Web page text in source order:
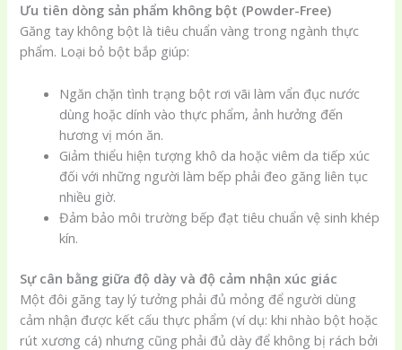
Ưu tiên dòng sản phẩm không bột (Powder-Free)
Găng tay không bột là tiêu chuẩn vàng trong ngành thực
phẩm. Loại bỏ bột bắp giúp:
Ngăn chặn tình trạng bột rơi vãi làm vẩn đục nước
dùng hoặc dính vào thực phẩm, ảnh hưởng đến
hương vị món ăn.
Giảm thiểu hiện tượng khô da hoặc viêm da tiếp xúc
đối với những người làm bếp phải đeo găng liên tục
nhiều giờ.
Đảm bảo môi trường bếp đạt tiêu chuẩn vệ sinh khép
kín.
Sự cân bằng giữa độ dày và độ cảm nhận xúc giác
Một đôi găng tay lý tưởng phải đủ mỏng để người dùng
cảm nhận được kết cấu thực phẩm (ví dụ: khi nhào bột hoặc
rút xương cá) nhưng cũng phải đủ dày để không bị rách bởi